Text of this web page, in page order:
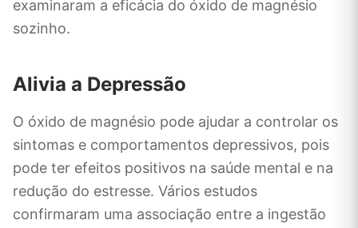
examinaram a eficácia do óxido de magnésio
sozinho.
Alivia a Depressão
O óxido de magnésio pode ajudar a controlar os
sintomas e comportamentos depressivos, pois
pode ter efeitos positivos na saúde mental e na
redução do estresse. Vários estudos
confirmaram uma associação entre a ingestão